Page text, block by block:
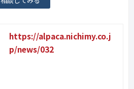
https://alpaca.nichimy.co.j
p/news/032